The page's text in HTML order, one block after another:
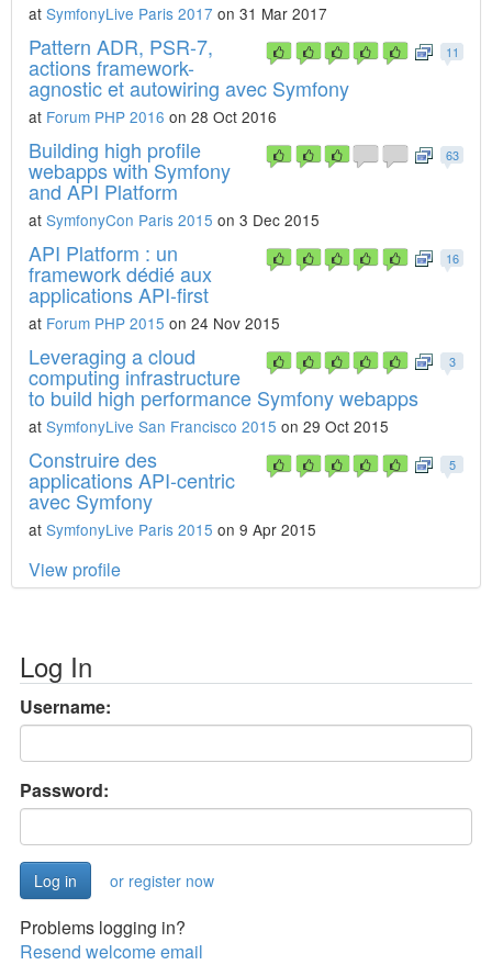
at SymfonyLive Paris 2017 on 31 Mar 2017
11
Pattern ADR, PSR-7,
actions framework-
agnostic et autowiring avec Symfony
at Forum PHP 2016 on 28 Oct 2016
63
Building high profile
webapps with Symfony
and API Platform
at SymfonyCon Paris 2015 on 3 Dec 2015
16
API Platform : un
framework dédié aux
applications API-first
at Forum PHP 2015 on 24 Nov 2015
3
Leveraging a cloud
computing infrastructure
to build high performance Symfony webapps
at SymfonyLive San Francisco 2015 on 29 Oct 2015
5
Construire des
applications API-centric
avec Symfony
at SymfonyLive Paris 2015 on 9 Apr 2015
View profile
Log In
Username:
Password:
or register now
Problems logging in?
Resend welcome email